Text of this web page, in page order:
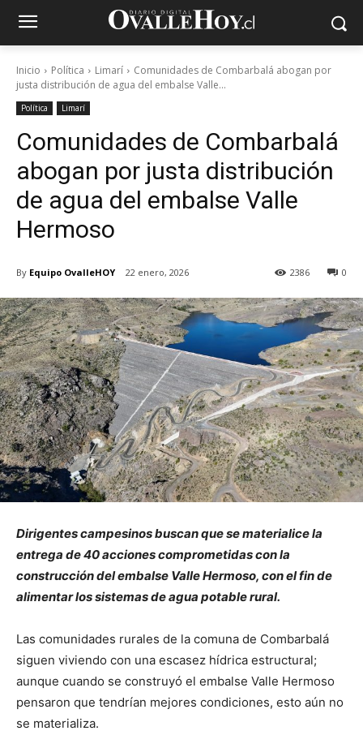
Inicio Política Limarí
Comunidades de Combarbalá abogan por
justa distribución de agua del embalse Valle...
Política Limarí
Comunidades de Combarbalá
abogan por justa distribución
de agua del embalse Valle
Hermoso
By Equipo OvalleHOY 22 enero, 2026 0
2386
Dirigentes campesinos buscan que se materialice la
entrega de 40 acciones comprometidas con la
construcción del embalse Valle Hermoso, con el fin de
alimentar los sistemas de agua potable rural.
Las comunidades rurales de la comuna de Combarbalá
siguen viviendo con una escasez hídrica estructural;
aunque cuando se construyó el embalse Valle Hermoso
pensaron que tendrían mejores condiciones, esto aún no
se materializa.